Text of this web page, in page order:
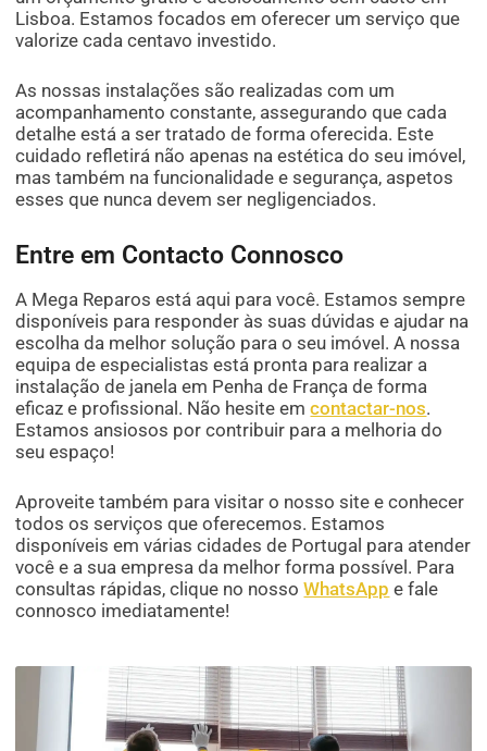
Lisboa. Estamos focados em oferecer um serviço que
valorize cada centavo investido.
As nossas instalações são realizadas com um
acompanhamento constante, assegurando que cada
detalhe está a ser tratado de forma oferecida. Este
cuidado refletirá não apenas na estética do seu imóvel,
mas também na funcionalidade e segurança, aspetos
esses que nunca devem ser negligenciados.
Entre em Contacto Connosco
A Mega Reparos está aqui para você. Estamos sempre
disponíveis para responder às suas dúvidas e ajudar na
escolha da melhor solução para o seu imóvel. A nossa
equipa de especialistas está pronta para realizar a
instalação de janela em Penha de França de forma
eficaz e profissional. Não hesite emcontactar-nos.
Estamos ansiosos por contribuir para a melhoria do
seu espaço!
Aproveite também para visitar o nosso site e conhecer
todos os serviços que oferecemos. Estamos
disponíveis em várias cidades de Portugal para atender
você e a sua empresa da melhor forma possível. Para
consultas rápidas, clique no nossoWhatsApp e fale
connosco imediatamente!